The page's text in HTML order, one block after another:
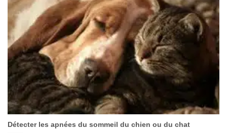
Détecter les apnées du sommeil du chien ou du chat